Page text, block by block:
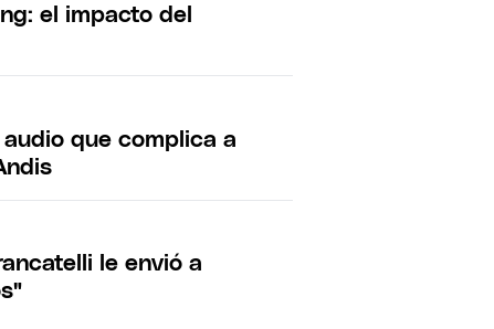
el impacto del
que complica a
le envió a